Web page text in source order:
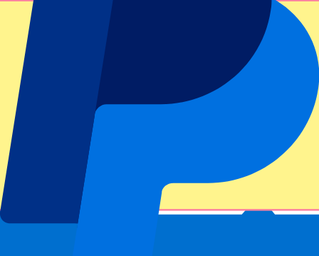
Alle Sportarten
Fußballligen
Champions League
Premier League
Serie A